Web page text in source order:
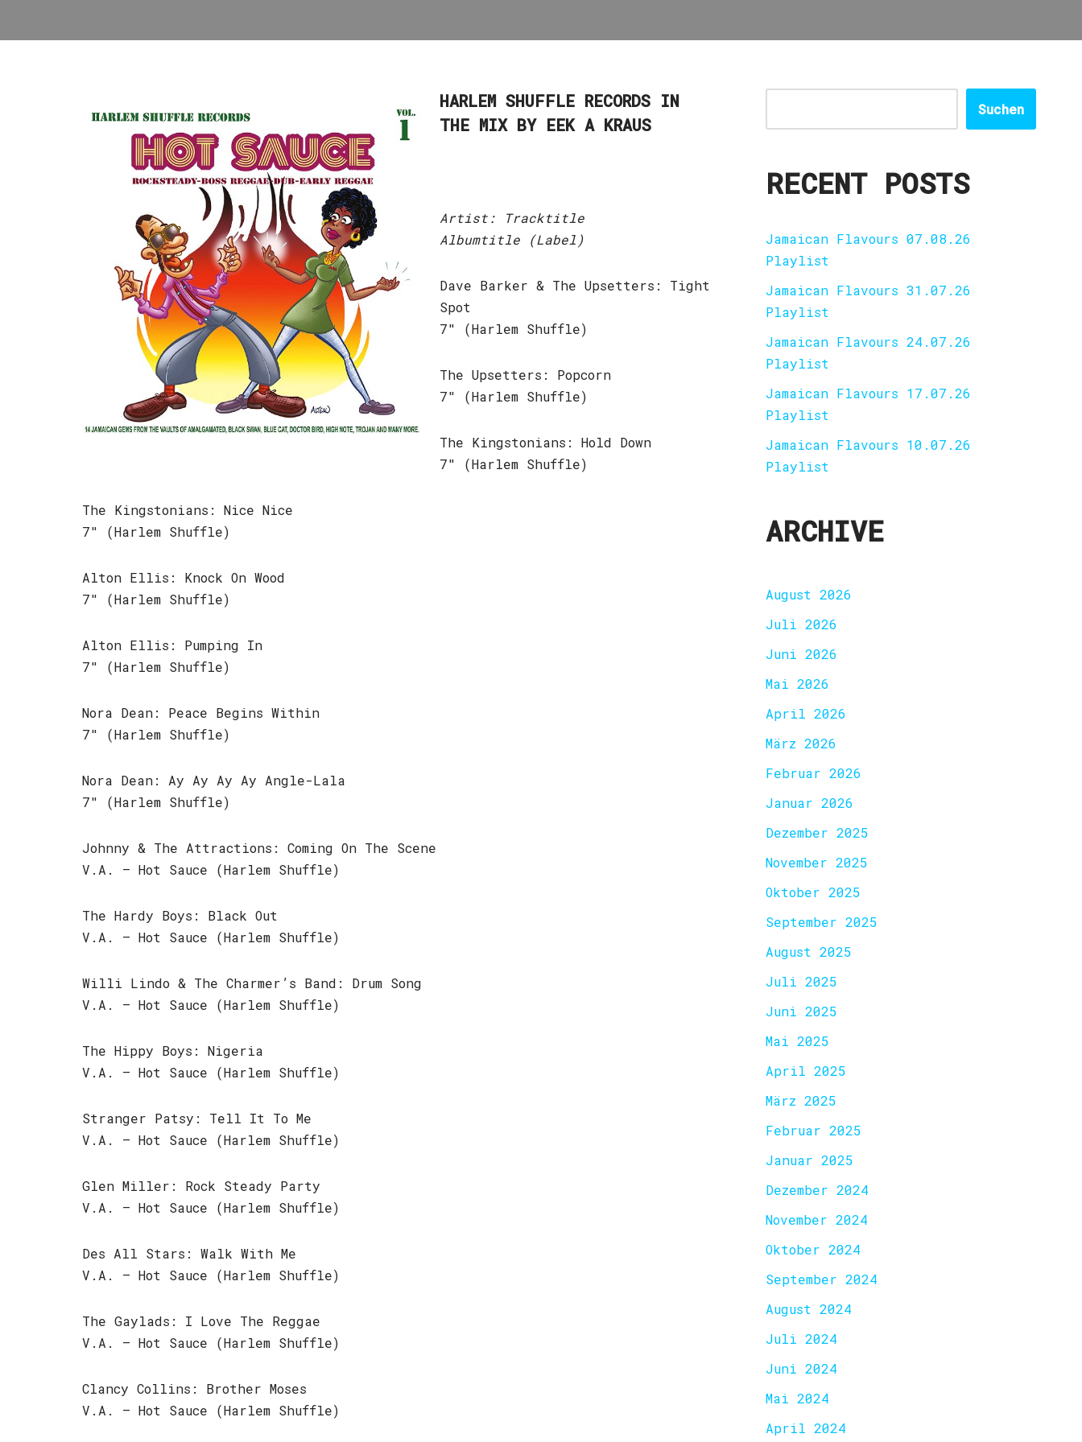
HARLEM SHUFFLE RECORDS IN
THE MIX BY EEK A KRAUS
Artist: Tracktitle
Albumtitle (Label)
Dave Barker & The Upsetters: Tight
Spot
7″ (Harlem Shuffle)
The Upsetters: Popcorn
7″ (Harlem Shuffle)
The Kingstonians: Hold Down
7″ (Harlem Shuffle)
The Kingstonians: Nice Nice
7″ (Harlem Shuffle)
Alton Ellis: Knock On Wood
7″ (Harlem Shuffle)
Alton Ellis: Pumping In
7″ (Harlem Shuffle)
Nora Dean: Peace Begins Within
7″ (Harlem Shuffle)
Nora Dean: Ay Ay Ay Ay Angle-Lala
7″ (Harlem Shuffle)
Johnny & The Attractions: Coming On The Scene
V.A. – Hot Sauce (Harlem Shuffle)
The Hardy Boys: Black Out
V.A. – Hot Sauce (Harlem Shuffle)
Willi Lindo & The Charmer’s Band: Drum Song
V.A. – Hot Sauce (Harlem Shuffle)
The Hippy Boys: Nigeria
V.A. – Hot Sauce (Harlem Shuffle)
Stranger Patsy: Tell It To Me
V.A. – Hot Sauce (Harlem Shuffle)
Glen Miller: Rock Steady Party
V.A. – Hot Sauce (Harlem Shuffle)
Des All Stars: Walk With Me
V.A. – Hot Sauce (Harlem Shuffle)
The Gaylads: I Love The Reggae
V.A. – Hot Sauce (Harlem Shuffle)
Clancy Collins: Brother Moses
V.A. – Hot Sauce (Harlem Shuffle)
Suchen
RECENT POSTS
Jamaican Flavours 07.08.26
Playlist
Jamaican Flavours 31.07.26
Playlist
Jamaican Flavours 24.07.26
Playlist
Jamaican Flavours 17.07.26
Playlist
Jamaican Flavours 10.07.26
Playlist
ARCHIVE
August 2026
Juli 2026
Juni 2026
Mai 2026
April 2026
März 2026
Februar 2026
Januar 2026
Dezember 2025
November 2025
Oktober 2025
September 2025
August 2025
Juli 2025
Juni 2025
Mai 2025
April 2025
März 2025
Februar 2025
Januar 2025
Dezember 2024
November 2024
Oktober 2024
September 2024
August 2024
Juli 2024
Juni 2024
Mai 2024
April 2024